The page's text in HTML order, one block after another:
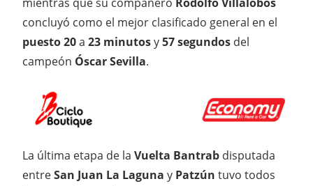
mientras que su compañero Rodolfo Villalobos
concluyó como el mejor clasificado general en el
puesto 20a 23 minutosy57 segundos del
campeón Óscar Sevilla.
La última etapa de la Vuelta Bantrab disputada
entreSan Juan La Laguna y Patzún tuvo todos